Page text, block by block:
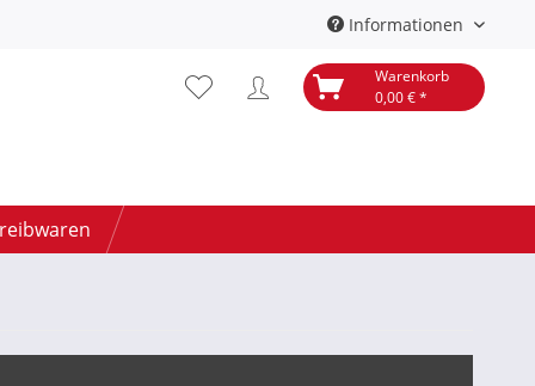
Informationen
Warenkorb
0,00 € *